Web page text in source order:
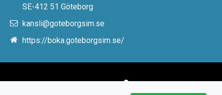
SE-412 51 Göteborg
kansli@goteborgsim.se
https://boka.goteborgsim.se/